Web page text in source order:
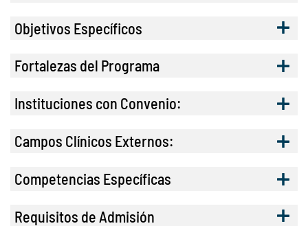
Objetivos Específicos
Fortalezas del Programa
Instituciones con Convenio:
Campos Clínicos Externos:
Competencias Específicas
Requisitos de Admisión